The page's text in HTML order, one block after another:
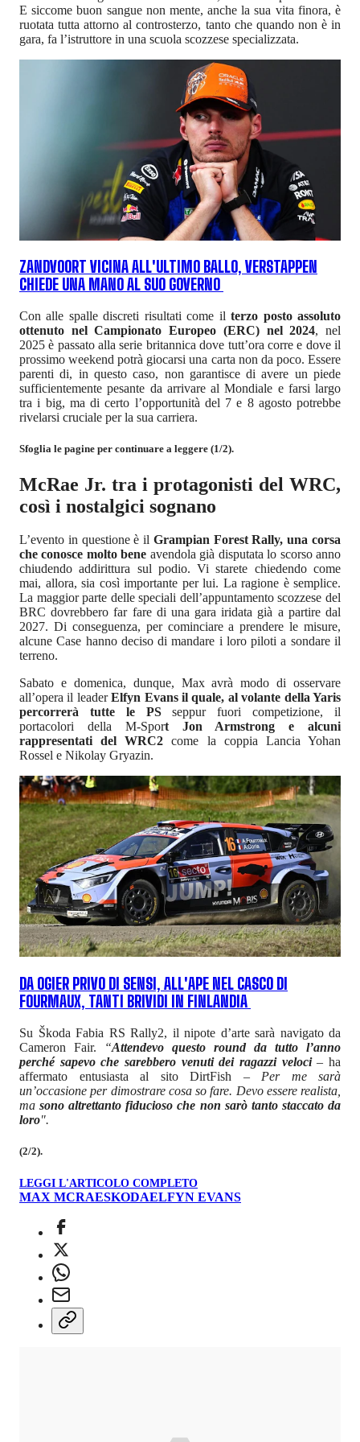
E siccome buon sangue non mente, anche la sua vita finora, è
ruotata tutta attorno al controsterzo, tanto che quando non è in
gara, fa l’istruttore in una scuola scozzese specializzata.
ZANDVOORT VICINA ALL'ULTIMO BALLO, VERSTAPPEN
CHIEDE UNA MANO AL SUO GOVERNO
Con alle spalle discreti risultati come il terzo posto assoluto
ottenuto nel Campionato Europeo (ERC) nel 2024, nel
2025 è passato alla serie britannica dove tutt’ora corre e dove il
prossimo weekend potrà giocarsi una carta non da poco. Essere
parenti di, in questo caso, non garantisce di avere un piede
sufficientemente pesante da arrivare al Mondiale e farsi largo
tra i big, ma di certo l’opportunità del 7 e 8 agosto potrebbe
rivelarsi cruciale per la sua carriera.
Sfoglia le pagine per continuare a leggere (1/2).
McRae Jr. tra i protagonisti del WRC,
così i nostalgici sognano
L’evento in questione è il Grampian Forest Rally, una corsa
che conosce molto bene avendola già disputata lo scorso anno
chiudendo addirittura sul podio. Vi starete chiedendo come
mai, allora, sia così importante per lui. La ragione è semplice.
La maggior parte delle speciali dell’appuntamento scozzese del
BRC dovrebbero far fare di una gara iridata già a partire dal
2027. Di conseguenza, per cominciare a prendere le misure,
alcune Case hanno deciso di mandare i loro piloti a sondare il
terreno.
Sabato e domenica, dunque, Max avrà modo di osservare
all’opera il leaderElfyn Evans il quale, al volante della Yaris
percorrerà tutte le PSseppur fuori competizione, il
portacolori della M-Sport Jon Armstrong e alcuni
rappresentati del WRC2come la coppia Lancia Yohan
Rossel e Nikolay Gryazin.
DA OGIER PRIVO DI SENSI, ALL'APE NEL CASCO DI
FOURMAUX, TANTI BRIVIDI IN FINLANDIA
Su Škoda Fabia RS Rally2, il nipote d’arte sarà navigato da
Cameron Fair.
“Attendevo questo round da tutto l’anno
perché sapevo che sarebbero venuti dei ragazzi veloci – ha
affermato entusiasta al sito DirtFish –Per me sarà
un’occasione per dimostrare cosa so fare. Devo essere realista,
masono altrettanto fiducioso che non sarò tanto staccato da
loro".
(2/2).
LEGGI L'ARTICOLO COMPLETO
MAX MCRAESKODAELFYN EVANS